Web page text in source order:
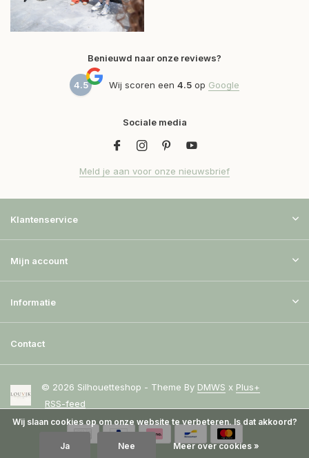
Benieuwd naar onze reviews?
4.5 Wij scoren een 4.5 op Google
Sociale media
Meld je aan voor onze nieuwsbrief
Klantenservice
Mijn account
Informatie
Contact
© 2026 Silhouetteshop - Theme By DMWS x Plus+
RSS-feed
Wij slaan cookies op om onze website te verbeteren. Is dat akkoord?
Ja Nee Meer over cookies »